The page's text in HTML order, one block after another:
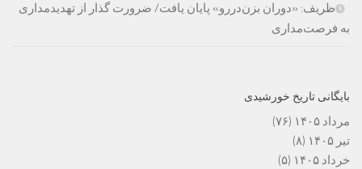
ظریف: «دوران بزن‌دررو» پایان یافت/ ضرورت گذار از تهدیدمداری
به فرصت‌مداری
بایگانی تاریخ خورشیدی
مرداد ۱۴۰۵
(۷۶)
تیر ۱۴۰۵
(۸)
خرداد ۱۴۰۵
(۵)